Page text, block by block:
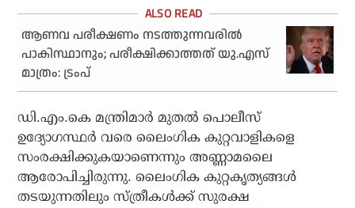
ആണവ പരീക്ഷണം നടത്തുന്നവരില്‍
പാകിസ്ഥാനും; പരീക്ഷിക്കാത്തത് യു.എസ്
മാത്രം: ട്രംപ്
ഡി.എം.കെ മന്ത്രിമാര്‍ മുതല്‍ പൊലീസ്
ഉദ്യോഗസ്ഥര്‍ വരെ ലൈംഗിക കുറ്റവാളികളെ
സംരക്ഷിക്കുകയാണെന്നും അണ്ണാമലൈ
ആരോപിച്ചിരുന്നു. ലൈംഗിക കുറ്റകൃത്യങ്ങള്‍
തടയുന്നതിലും സ്ത്രീകള്‍ക്ക് സുരക്ഷ